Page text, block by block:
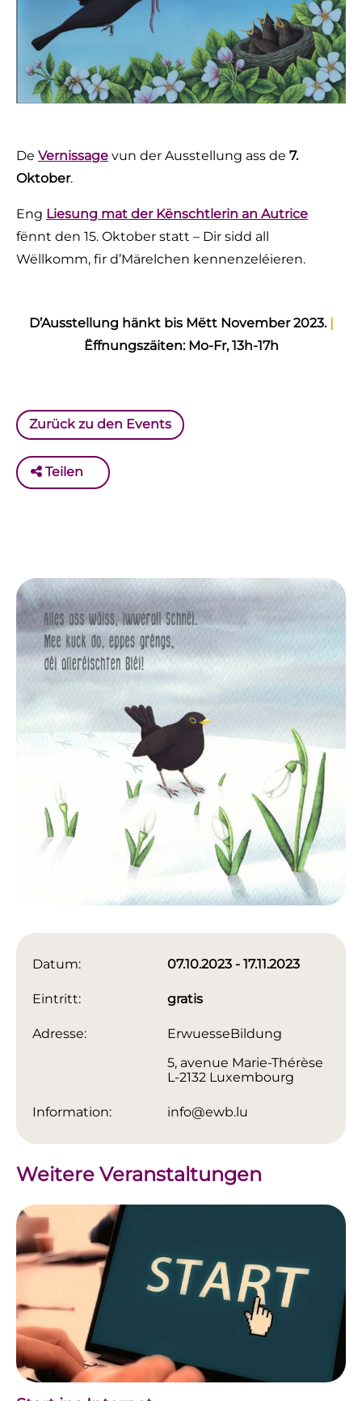
De Vernissage vun der Ausstellung ass de 7.
Oktober.
Eng Liesung mat der Kënschtlerin an Autrice
fënnt den 15. Oktober statt – Dir sidd all
Wëllkomm, fir d’Märelchen kennenzeléieren.
D’Ausstellung hänkt bis Mëtt November 2023.|
Ëffnungszäiten: Mo-Fr, 13h-17h
Zurück zu den Events
Teilen
Datum: 07.10.2023 - 17.11.2023
Eintritt: gratis
Adresse:
ErwuesseBildung
5, avenue Marie-Thérèse
L-2132 Luxembourg
Information: info@ewb.lu
Weitere Veranstaltungen